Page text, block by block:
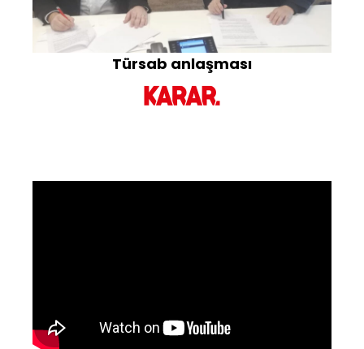
Türsab anlaşması